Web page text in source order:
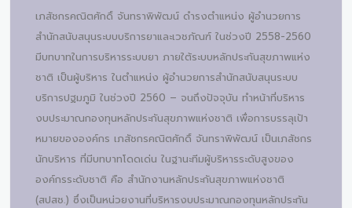
เภสัชกรคณิตศักดิ์ จันทราพิพัฒน์ ดำรงตำแหน่ง ผู้อำนวยการ
สำนักสนับสนุนระบบบริการยาและเวชภัณฑ์ ในช่วงปี 2558-2560
มีบทบาทในการบริหารระบบยา ภายใต้ระบบหลักประกันสุขภาพแห่ง
ชาติ เป็นผู้บริหาร ในตำแหน่ง ผู้อำนวยการสำนักสนับสนุนระบบ
บริการปฐมภูมิ ในช่วงปี 2560 – จนถึงปัจจุบัน ทำหน้าที่บริหาร
งบประมาณกองทุนหลักประกันสุขภาพแห่งชาติ เพื่อการบรรลุเป้า
หมายขององค์กร เภสัชกรคณิตศักดิ์ จันทราพิพัฒน์ เป็นเภสัชกร
นักบริหาร ที่มีบทบาทโดดเด่น ในฐานะทีมผู้บริหารระดับสูงของ
องค์กรระดับชาติ คือ สำนักงานหลักประกันสุขภาพแห่งชาติ
(สปสช.) ซึ่งเป็นหน่วยงานที่บริหารงบประมาณกองทุนหลักประกัน